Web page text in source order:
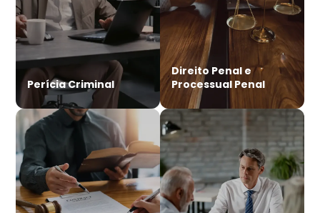
Perícia Criminal
Direito Penal e
Processual Penal